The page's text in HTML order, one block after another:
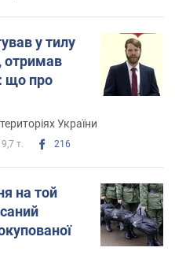
у тилу
отримав
що про
України
9,7 т. 216
на той